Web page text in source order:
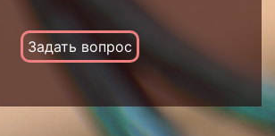
Задать вопрос